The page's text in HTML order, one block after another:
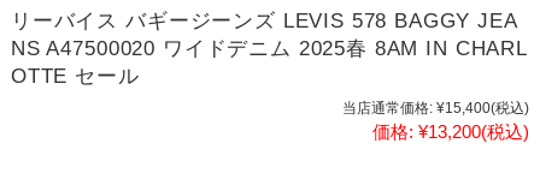
リーバイス バギージーンズ LEVIS 578 BAGGY JEA
NS A47500020 ワイドデニム 2025春 8AM IN CHARL
OTTE セール
当店通常価格: ¥15,400(税込)
価格: ¥13,200(税込)